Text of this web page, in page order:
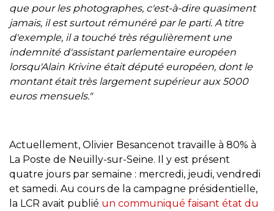
que pour les photographes, c'est-à-dire quasiment
jamais, il est surtout rémunéré par le parti. A titre
d'exemple, il a touché très régulièrement une
indemnité d'assistant parlementaire européen
lorsqu'Alain Krivine était député européen, dont le
montant était très largement supérieur aux 5000
euros mensuels."
Actuellement, Olivier Besancenot travaille à 80% à
La Poste de Neuilly-sur-Seine. Il y est présent
quatre jours par semaine : mercredi, jeudi, vendredi
et samedi. Au cours de la campagne présidentielle,
la LCR avait publié un communiqué faisant état du